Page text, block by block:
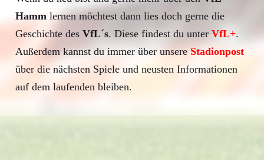
Hamm lernen möchtest dann lies doch gerne die
Geschichte des VfL´s. Diese findest du unter VfL+.
Außerdem kannst du immer über unsere Stadionpost
über die nächsten Spiele und neusten Informationen
auf dem laufenden bleiben.